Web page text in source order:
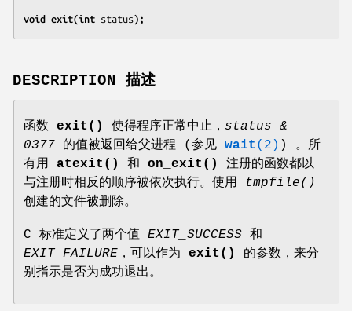
void exit(int status);
DESCRIPTION 描述
函数 exit() 使得程序正常中止， status &
0377 的值被返回给父进程 (参见 wait (2) ) 。所
有用 atexit() 和 on_exit()
注册的函数都以
与注册时相反的顺序被依次执行。使用
tmpfile()
创建的文件被删除。
C 标准定义了两个值 EXIT_SUCCESS 和
EXIT_FAILURE ，可以作为 exit()
的参数，来分
别指示是否为成功退出。